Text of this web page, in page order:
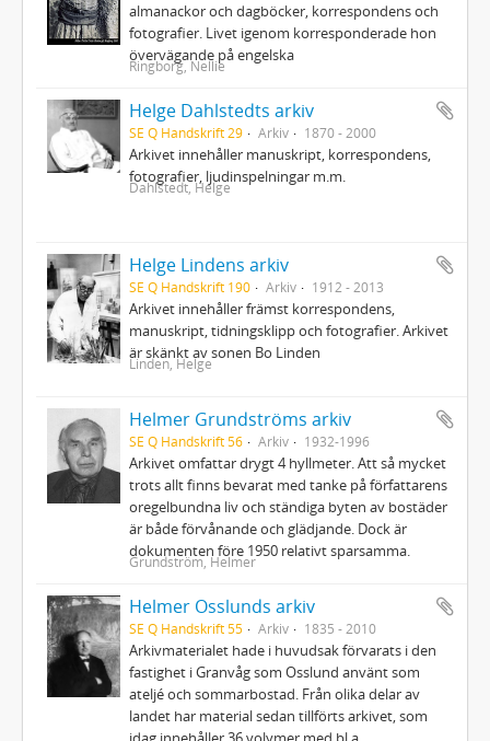
almanackor och dagböcker, korrespondens och
fotografier. Livet igenom korresponderade hon
övervägande på engelska
Ringborg, Nellie
Helge Dahlstedts arkiv
SE Q Handskrift 29 Arkiv 1870 - 2000
Arkivet innehåller manuskript, korrespondens,
fotografier, ljudinspelningar m.m.
Dahlstedt, Helge
Helge Lindens arkiv
SE Q Handskrift 190 Arkiv 1912 - 2013
Arkivet innehåller främst korrespondens,
manuskript, tidningsklipp och fotografier. Arkivet
är skänkt av sonen Bo Linden
Linden, Helge
Helmer Grundströms arkiv
SE Q Handskrift 56 Arkiv 1932-1996
Arkivet omfattar drygt 4 hyllmeter. Att så mycket
trots allt finns bevarat med tanke på författarens
oregelbundna liv och ständiga byten av bostäder
är både förvånande och glädjande. Dock är
dokumenten före 1950 relativt sparsamma.
Grundström, Helmer
Helmer Osslunds arkiv
SE Q Handskrift 55 Arkiv 1835 - 2010
Arkivmaterialet hade i huvudsak förvarats i den
fastighet i Granvåg som Osslund använt som
ateljé och sommarbostad. Från olika delar av
landet har material sedan tillförts arkivet, som